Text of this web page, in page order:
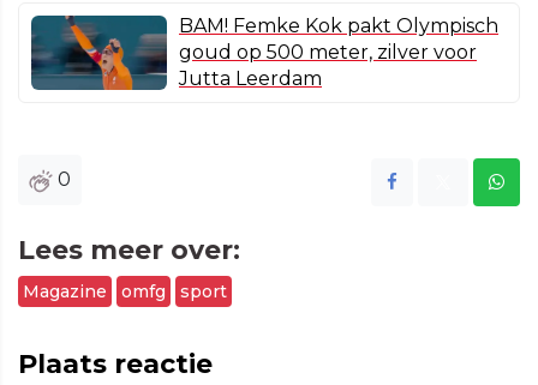
BAM! Femke Kok pakt Olympisch
goud op 500 meter, zilver voor
Jutta Leerdam
0
Lees meer over:
Magazine omfg sport
Plaats reactie